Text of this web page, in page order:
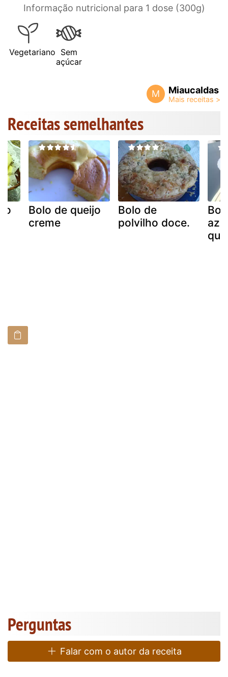
Informação nutricional para 1 dose (300g)
Vegetariano Sem
açúcar
M Miaucaldas
Receitas semelhantes
Bolo de queijo
creme
Bolo de
polvilho doce.
Perguntas
Falar com o autor da receita